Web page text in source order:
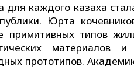
для каждого казаха
Юрта
примитивных типов
материалов и
прототипов.